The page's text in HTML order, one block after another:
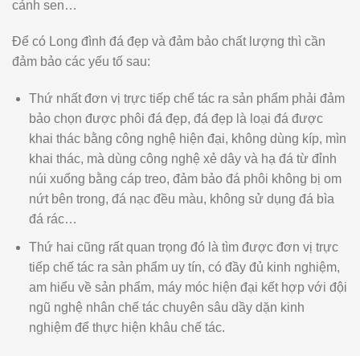
cảnh sen…
Để có Long đình đá đẹp và đảm bảo chất lượng thì cần
đảm bảo các yếu tố sau:
Thứ nhất đơn vị trực tiếp chế tác ra sản phẩm phải đảm
bảo chọn được phôi đá đẹp, đá đẹp là loại đá được
khai thác bằng công nghệ hiện đại, không dùng kíp, mìn
khai thác, mà dùng công nghệ xẻ dây và hạ đá từ đỉnh
núi xuống bằng cáp treo, đảm bảo đá phôi không bị om
nứt bên trong, đá nạc đều màu, không sử dụng đá bìa
đá rác…
Thứ hai cũng rất quan trọng đó là tìm được đơn vị trực
tiếp chế tác ra sản phẩm uy tín, có đầy đủ kinh nghiệm,
am hiểu về sản phẩm, máy móc hiện đại kết hợp với đội
ngũ nghệ nhân chế tác chuyên sâu dầy dặn kinh
nghiệm để thực hiện khâu chế tác.